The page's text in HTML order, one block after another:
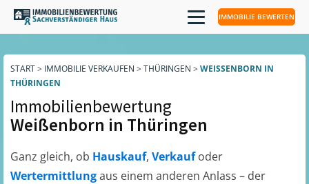
IMMOBILIE BEWERTEN
START> IMMOBILIE VERKAUFEN > THÜRINGEN > WEISSENBORN IN T
HÜRINGEN
Immobilienbewertung
Weißenborn in Thüringen
Ganz gleich, ob Hauskauf, Verkaufoder
Wertermittlungaus einem anderen Anlass – der